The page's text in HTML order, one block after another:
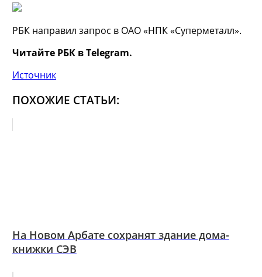
РБК направил запрос в ОАО «НПК «Суперметалл».
Читайте РБК в Telegram.
Источник
ПОХОЖИЕ СТАТЬИ:
На Новом Арбате сохранят здание дома-
книжки СЭВ